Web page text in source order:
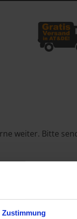
Zustimmung
weiter. Bitte